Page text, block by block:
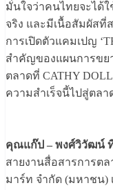
มั่นใจว่าคนไทยจะได้
จริง และมีเนื้อสัมผัสที่
การเปิดตัวแคมเปญ
สำคัญของแผนการขย
ตลาดที่ CATHY
ความสำเร็จนี้ไปสู่ตล
คุณแก๊ป – พงศ์วิวัฒน์
สายงานสื่อสารการต
มาร์ท จํากัด (มหาชน)